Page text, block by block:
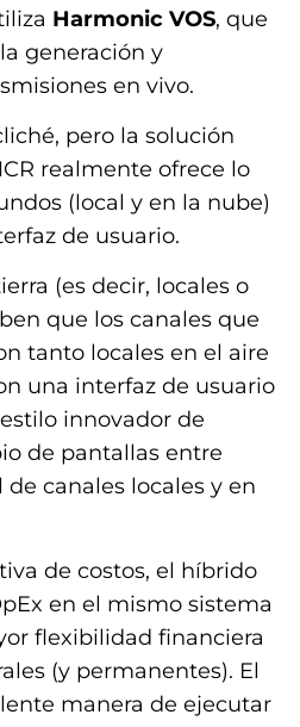
Harmonic VOS, que
generación y
en vivo.
pero la solución
realmente ofrece lo
(local y en la nube)
de usuario.
(es decir, locales o
que los canales que
tanto locales en el aire
una interfaz de usuario
innovador de
de pantallas entre
canales locales y en
de costos, el híbrido
en el mismo sistema
flexibilidad financiera
(y permanentes). El
manera de ejecutar